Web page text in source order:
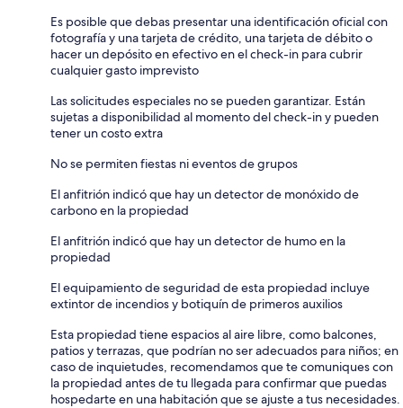
Es posible que debas presentar una identificación oficial con
fotografía y una tarjeta de crédito, una tarjeta de débito o
hacer un depósito en efectivo en el check-in para cubrir
cualquier gasto imprevisto
Las solicitudes especiales no se pueden garantizar. Están
sujetas a disponibilidad al momento del check-in y pueden
tener un costo extra
No se permiten fiestas ni eventos de grupos
El anfitrión indicó que hay un detector de monóxido de
carbono en la propiedad
El anfitrión indicó que hay un detector de humo en la
propiedad
El equipamiento de seguridad de esta propiedad incluye
extintor de incendios y botiquín de primeros auxilios
Esta propiedad tiene espacios al aire libre, como balcones,
patios y terrazas, que podrían no ser adecuados para niños; en
caso de inquietudes, recomendamos que te comuniques con
la propiedad antes de tu llegada para confirmar que puedas
hospedarte en una habitación que se ajuste a tus necesidades.